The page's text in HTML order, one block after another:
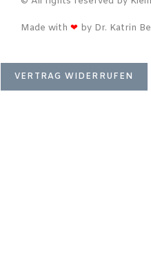
Made with ❤ by Dr. Katrin
VERTRAG WIDERRUFEN